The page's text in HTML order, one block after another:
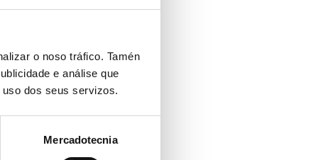
o noso tráfico. Tamén
e análise que
dos seus servizos.
Mercadotecnia